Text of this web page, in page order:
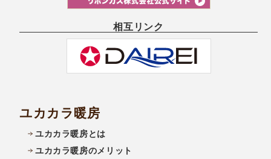
相互リンク
ユカカラ暖房
ユカカラ暖房とは
ユカカラ暖房のメリット